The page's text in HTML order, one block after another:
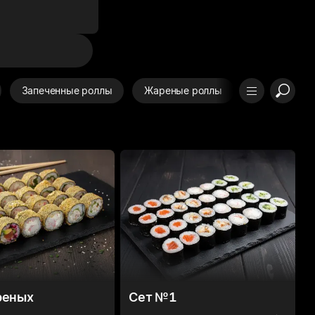
Запеченные роллы Жареные роллы Авторские
Сет №1